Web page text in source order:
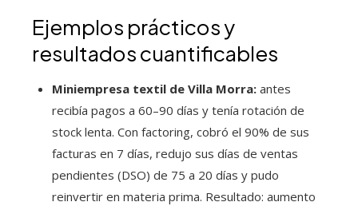
Ejemplos prácticos y
resultados cuantificables
Miniempresa textil de Villa Morra: antes
recibía pagos a 60–90 días y tenía rotación de
stock lenta. Con factoring, cobró el 90% de sus
facturas en 7 días, redujo sus días de ventas
pendientes (DSO) de 75 a 20 días y pudo
reinvertir en materia prima. Resultado: aumento